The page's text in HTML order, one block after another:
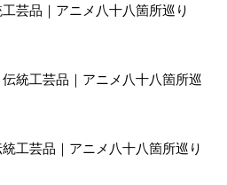
芸品｜アニメ八十八箇所巡り
統工芸品｜アニメ八十八箇所巡
工芸品｜アニメ八十八箇所巡り